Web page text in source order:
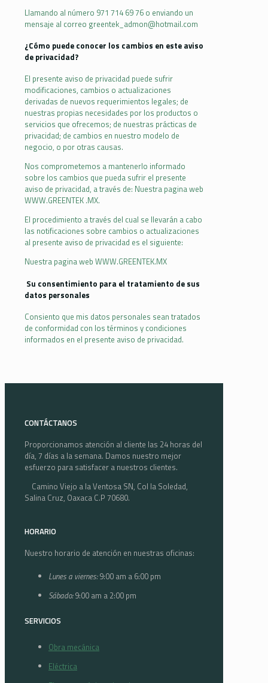
Llamando al número 971 714 69 76 o enviando un
mensaje al correo greentek_admon@hotmail.com
¿Cómo puede conocer los cambios en este aviso
de privacidad?
El presente aviso de privacidad puede sufrir
modificaciones, cambios o actualizaciones
derivadas de nuevos requerimientos legales; de
nuestras propias necesidades por los productos o
servicios que ofrecemos; de nuestras prácticas de
privacidad; de cambios en nuestro modelo de
negocio, o por otras causas.
Nos comprometemos a mantenerlo informado
sobre los cambios que pueda sufrir el presente
aviso de privacidad, a través de: Nuestra pagina web
WWW.GREENTEK .MX.
El procedimiento a través del cual se llevarán a cabo
las notificaciones sobre cambios o actualizaciones
al presente aviso de privacidad es el siguiente:
Nuestra pagina web WWW.GREENTEK.MX
Su consentimiento para el tratamiento de sus
datos personales
Consiento que mis datos personales sean tratados
de conformidad con los términos y condiciones
informados en el presente aviso de privacidad.
CONTÁCTANOS
Proporcionamos atención al cliente las 24 horas del
día, 7 días a la semana. Damos nuestro mejor
esfuerzo para satisfacer a nuestros clientes.
Camino Viejo a la Ventosa SN, Col la Soledad,
Salina Cruz, Oaxaca C.P 70680.
HORARIO
Nuestro horario de atención en nuestras oficinas:
Lunes a viernes:9:00 am a 6:00 pm
Sábado:9:00 am a 2:00 pm
SERVICIOS
Obra mecánica
Eléctrica